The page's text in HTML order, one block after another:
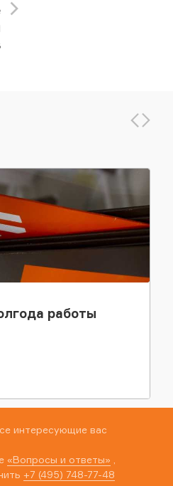
работы
интересующие вас
«Вопросы и ответы»
+7 (495) 748-77-48